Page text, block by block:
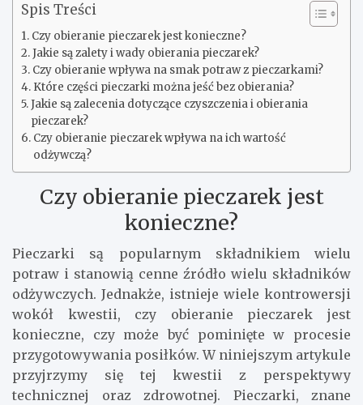
Spis Treści
Czy obieranie pieczarek jest konieczne?
Jakie są zalety i wady obierania pieczarek?
Czy obieranie wpływa na smak potraw z pieczarkami?
Które części pieczarki można jeść bez obierania?
Jakie są zalecenia dotyczące czyszczenia i obierania
pieczarek?
Czy obieranie pieczarek wpływa na ich wartość
odżywczą?
Czy obieranie pieczarek jest
konieczne?
Pieczarki są popularnym składnikiem wielu
potraw i stanowią cenne źródło wielu składników
odżywczych. Jednakże, istnieje wiele kontrowersji
wokół kwestii, czy obieranie pieczarek jest
konieczne, czy może być pominięte w procesie
przygotowywania posiłków. W niniejszym artykule
przyjrzymy się tej kwestii z perspektywy
technicznej oraz zdrowotnej. Pieczarki, znane